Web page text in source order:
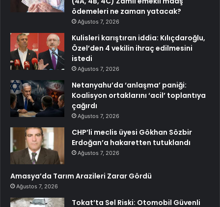
ödemeleri ne zaman yatacak?
Ağustos 7, 2026
Kulisleri karıştıran iddia: Kılıçdaroğlu,
Özel’den 4 vekilin ihraç edilmesini
istedi
Ağustos 7, 2026
Netanyahu’da ‘anlaşma’ paniği:
Koalisyon ortaklarını ‘acil’ toplantıya
çağırdı
Ağustos 7, 2026
CHP’li meclis üyesi Gökhan Sözbir
Erdoğan’a hakaretten tutuklandı
Ağustos 7, 2026
Amasya’da Tarım Arazileri Zarar Gördü
Ağustos 7, 2026
Tokat’ta Sel Riski: Otomobil Güvenli